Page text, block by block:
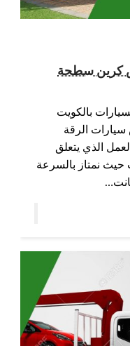
/ ونش كرين سطحة
بالكويت
الرقة
الذي يتعلق
نمتاز بالسرعة